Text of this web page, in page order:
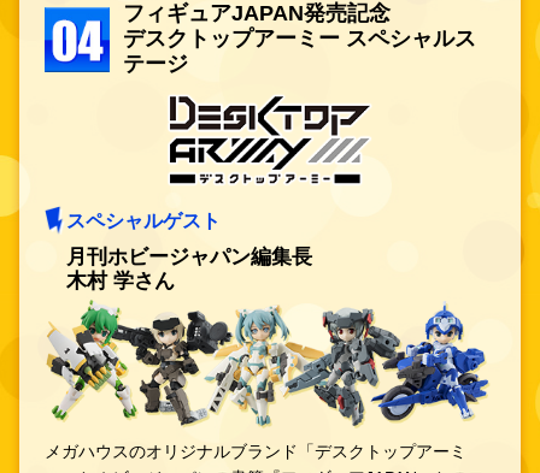
フィギュアJAPAN発売記念
デスクトップアーミー スペシャルス
テージ
スペシャルゲスト
月刊ホビージャパン編集長
木村 学さん
メガハウスのオリジナルブランド「デスクトップアーミ